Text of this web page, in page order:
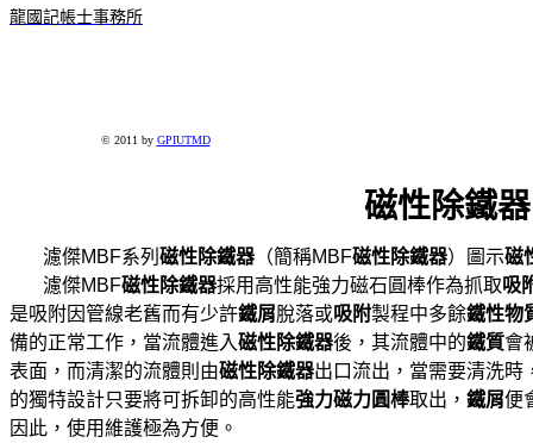
龍國記帳士事務所
© 2011 by GPIUTMD
磁性除鐵器
濾傑MBF系列 磁性除鐵器 （簡稱MBF磁性除鐵器）圖示磁
濾傑MBF磁性除鐵器採用高性能強力磁石圓棒作為抓取吸
是吸 附因管線老舊而有少許鐵屑脫落或吸附製程中多餘鐵性物
備的正常工作，當流體進入磁性除鐵器後，其流體中的鐵質會
表面 ，而清潔的流體則由磁性除鐵器出口流出，當需要清洗時
的獨特設計只要將可拆卸的高性能強力磁力圓棒取出， 鐵屑便
因此， 使用維護極為方便。